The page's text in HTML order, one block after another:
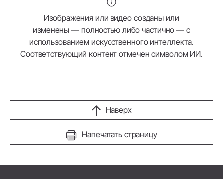
Изображения или видео созданы или
изменены — полностью либо частично — с
использованием искусственного интеллекта.
Соответствующий контент отмечен символом ИИ.
Напечатать страницу
Наверх